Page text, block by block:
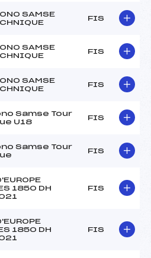
SAMSE
FIS
SAMSE
FIS
SAMSE
FIS
Samse Tour
U18
FIS
Samse Tour
FIS
1850 DH
FIS
1850 DH
FIS